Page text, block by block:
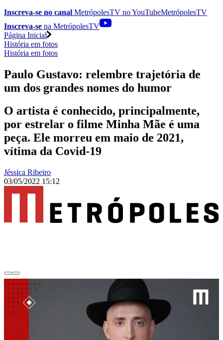
Inscreva-se no canal MetrópolesTV noYouTubeMetrópolesTV
Inscreva-se na MetrópolesTV
Página Inicial
História em fotos
História em fotos
Paulo Gustavo: relembre trajetória de
um dos grandes nomes do humor
O artista é conhecido, principalmente,
por estrelar o filme Minha Mãe é uma
peça. Ele morreu em maio de 2021,
vítima da Covid-19
Jéssica Ribeiro
03/05/2022 15:12